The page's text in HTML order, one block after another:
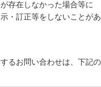
存在しなかった場合等に
・訂正等をしないことがあ
るお問い合わせは、下記の